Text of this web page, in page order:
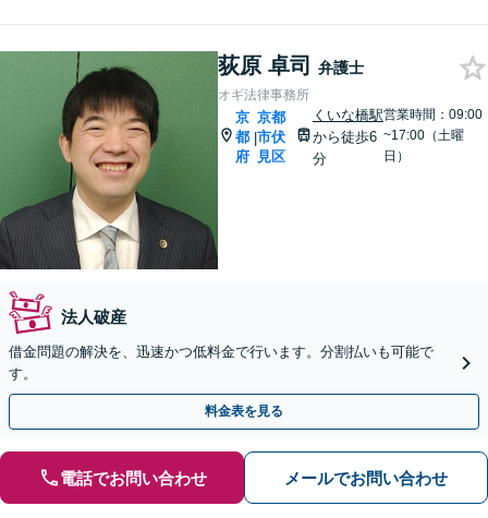
荻原 卓司 弁護士
オギ法律事務所
京
都
府
|
京都
市伏
見区
くいな橋駅
から徒歩6
分
営業時間：09:00
~17:00（土曜
日）
法人破産
借金問題の解決を、迅速かつ低料金で行います。分割払いも可能で
す。
料金表を見る
電話でお問い合わせ メールでお問い合わせ